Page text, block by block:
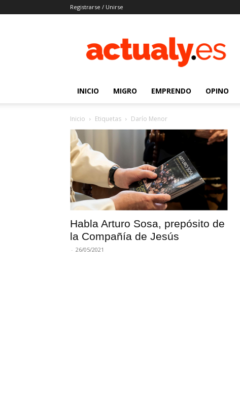
Registrarse / Unirse
|
Noticias
venezolanos
INICIO MIGRO EMPRENDO OPINO
Inicio Etiquetas Darío Menor
Habla Arturo Sosa, prepósito de
la Compañía de Jesús
- 26/05/2021